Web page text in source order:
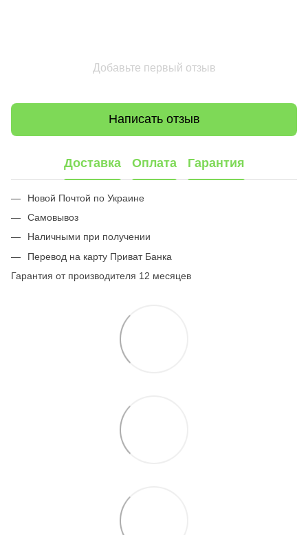
Добавьте первый отзыв
Написать отзыв
Доставка Оплата Гарантия
Новой Почтой по Украине
Самовывоз
Наличными при получении
Перевод на карту Приват Банка
Гарантия от производителя 12 месяцев